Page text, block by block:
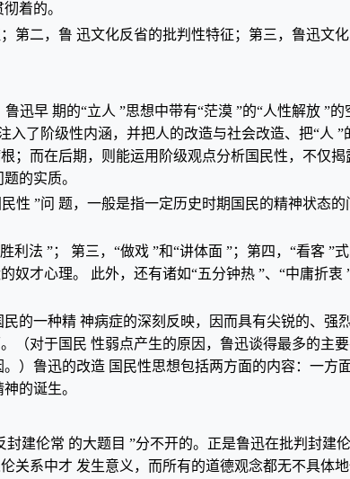
着的。
二，鲁 迅文化反省的批判性特征；第三，鲁迅文
早 期的“立人 ”思想中带有“茫漠 ”的“人性解放 ”
入了阶级性内涵，并把人的改造与社会改造、把“人
而在后期，则能运用阶级观点分析国民性，不仅
的实质。
性 ”问 题，一般是指一定历史时期国民的精神状态
法 ”； 第三，“做戏 ”和“讲体面 ”；第四，“看客
才心理。 此外，还有诸如“五分钟热 ”、“中庸折
的一种精 神病症的深刻反映，因而具有尖锐的、强
对于国民 性弱点产生的原因，鲁迅谈得最多的主
）鲁迅的改造 国民性思想包括两方面的内容：一方
的诞生。
建伦常 的大题目 ”分不开的。正是鲁迅在批判封建
关系中才 发生意义，而所有的道德观念都无不具体